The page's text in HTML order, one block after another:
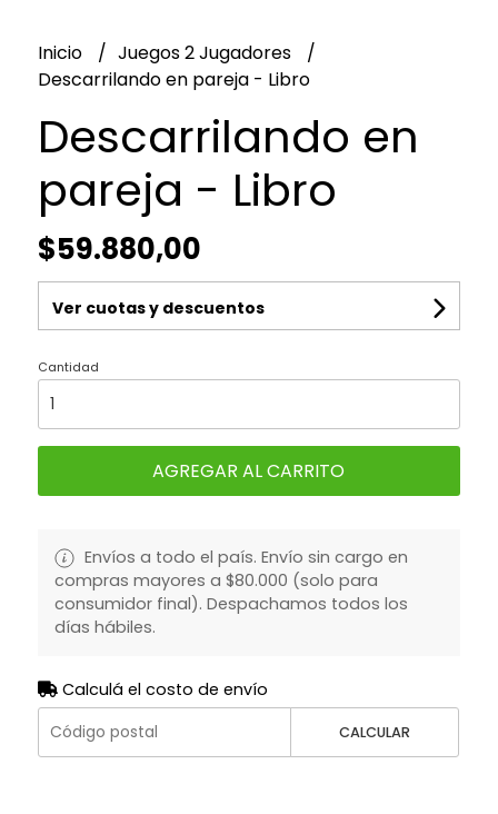
Inicio
Juegos 2 Jugadores
Descarrilando en pareja - Libro
Descarrilando en
pareja - Libro
$59.880,00
Ver cuotas y descuentos
Cantidad
AGREGAR AL CARRITO
Envíos a todo el país. Envío sin cargo en
compras mayores a $80.000 (solo para
consumidor final). Despachamos todos los
días hábiles.
Calculá el costo de envío
CALCULAR